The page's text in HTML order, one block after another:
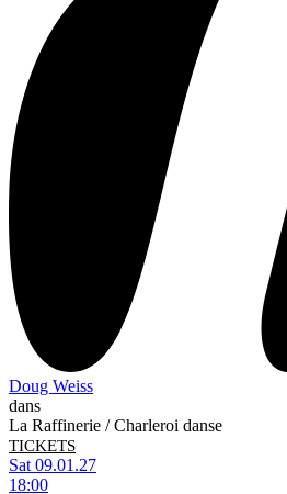
Doug Weiss
dans
La Raffinerie / Charleroi danse
TICKETS
Sat 09.01.27
18:00